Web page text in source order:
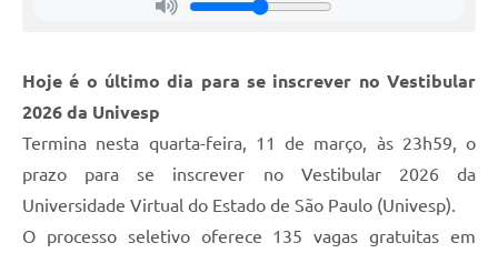
Jornal
Agenda
Hoje é o último dia para se inscrever no Vestibular
2026 da Univesp
Termina nesta quarta-feira, 11 de março, às 23h59, o
prazo para se inscrever no Vestibular 2026 da
Universidade Virtual do Estado de São Paulo (Univesp).
O processo seletivo oferece 135 vagas gratuitas em